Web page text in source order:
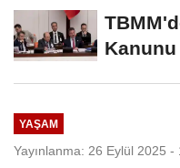
YAŞAM
Yayınlanma: 26 Eylül 2025 -